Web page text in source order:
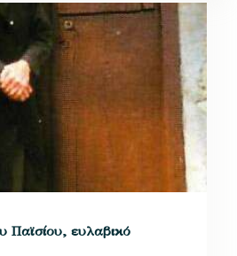
Παϊσίου, ευλαβικό